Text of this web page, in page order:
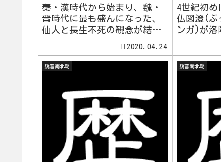
秦・漢時代から始まり、魏・
晋時代に最も盛んになった、
仙人と長生不死の観念が結合
なす思想で、太平道、五斗米
道にも影響を与えた。魏晋南
子、莊子が説いた老荘思想が
流行った...
2020.04.24
4世紀初め
仏図澄(ぶ
ンガ)が洛
生は1万
めに父が
に迎えら
魏晋南北朝 魏晋南北朝